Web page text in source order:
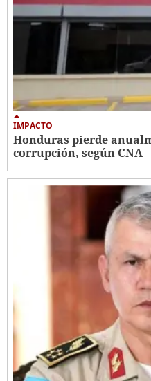
IMPACTO
Honduras pierde
corrupción, según CNA